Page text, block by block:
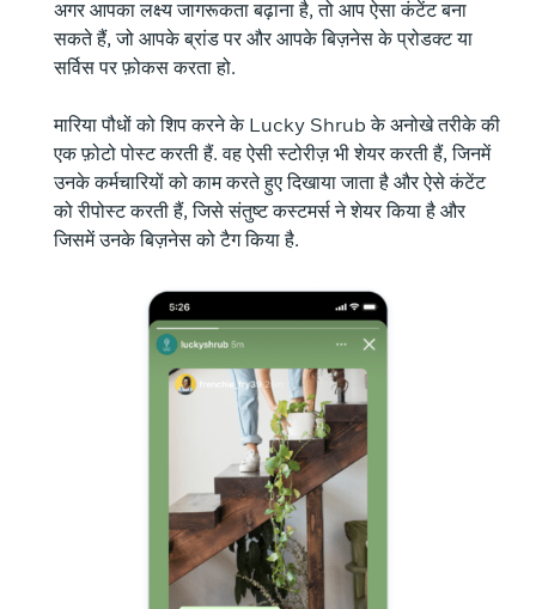
अगर आपका लक्ष्य जागरूकता बढ़ाना है, तो आप ऐसा कंटेंट बना
सकते हैं, जो आपके ब्रांड पर और आपके बिज़नेस के प्रोडक्ट या
सर्विस पर फ़ोकस करता हो.
मारिया पौधों को शिप करने के Lucky Shrub के अनोखे तरीके की
एक फ़ोटो पोस्ट करती हैं. वह ऐसी स्टोरीज़ भी शेयर करती हैं, जिनमें
उनके कर्मचारियों को काम करते हुए दिखाया जाता है और ऐसे कंटेंट
को रीपोस्ट करती हैं, जिसे संतुष्ट कस्टमर्स ने शेयर किया है और
जिसमें उनके बिज़नेस को टैग किया है.